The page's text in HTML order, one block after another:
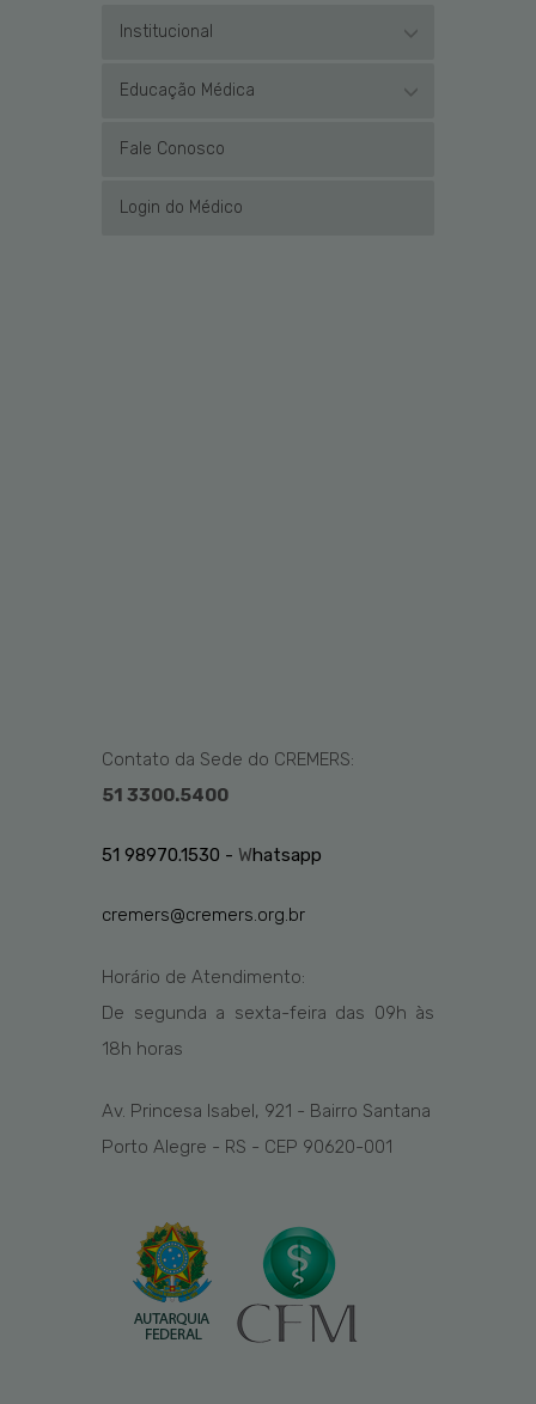
Institucional
Educação Médica
Fale Conosco
Login do Médico
Contato da Sede do CREMERS:
51 3300.5400
51 98970.1530 - Whatsapp
cremers@cremers.org.br
Horário de Atendimento:
De segunda a sexta-feira das 09h às
18h horas
Av. Princesa Isabel, 921 - Bairro Santana
Porto Alegre - RS - CEP 90620-001